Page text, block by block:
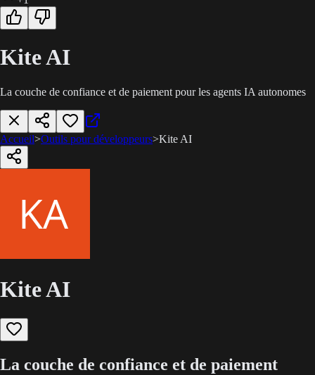
Kite AI
La couche de confiance et de paiement pour les agents IA autonomes
Accueil>Outils pour développeurs>Kite AI
Kite AI
La couche de confiance et de paiement